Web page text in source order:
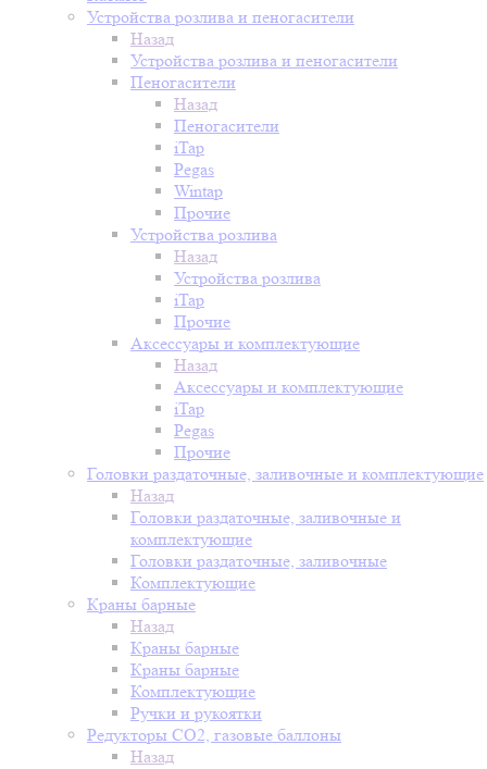
Устройства розлива и пеногасители
Назад
Устройства розлива и пеногасители
Пеногасители
Назад
Пеногасители
iTap
Pegas
Wintap
Прочие
Устройства розлива
Назад
Устройства розлива
iTap
Прочие
Аксессуары и комплектующие
Назад
Аксессуары и комплектующие
iTap
Pegas
Прочие
Головки раздаточные, заливочные и комплектующие
Назад
Головки раздаточные, заливочные и
комплектующие
Головки раздаточные, заливочные
Комплектующие
Краны барные
Назад
Краны барные
Краны барные
Комплектующие
Ручки и рукоятки
Редукторы СО2, газовые баллоны
Назад